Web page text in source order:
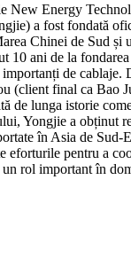
New Energy
a fost fondată
Chinei de Sud
10 ani de la
importanți de
(client final ca Bao
de lunga istorie
Yongjie a obținut
în Asia de
eforturile pentru a
rol important în